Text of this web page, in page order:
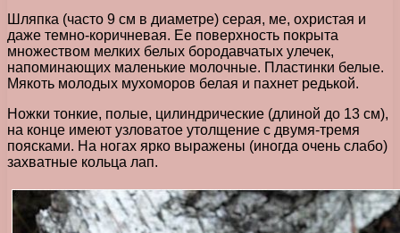
Шляпка (часто 9 см в диаметре) серая, ме, охристая и
даже темно-коричневая. Ее поверхность покрыта
множеством мелких белых бородавчатых улечек,
напоминающих маленькие молочные. Пластинки белые.
Мякоть молодых мухоморов белая и пахнет редькой.
Ножки тонкие, полые, цилиндрические (длиной до 13 см),
на конце имеют узловатое утолщение с двумя-тремя
поясками. На ногах ярко выражены (иногда очень слабо)
захватные кольца лап.